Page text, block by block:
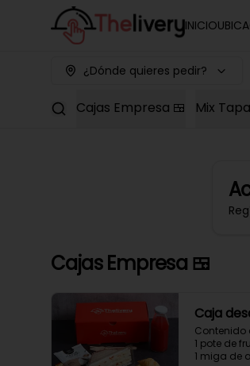
INICIO
¿Dónde quieres pedir?
Cajas Empresa 🍱 Mix
Cajas Empresa 🍱
Caja
Contenido
1 pote de
1 miga de